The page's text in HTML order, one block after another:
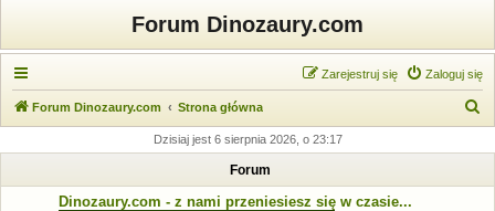
Forum Dinozaury.com
Zaloguj się
Zarejestruj się
Forum Dinozaury.com Strona główna
k
Dzisiaj jest 6 sierpnia 2026, o 23:17
Forum
Dinozaury.com - z nami przeniesiesz się w czasie...